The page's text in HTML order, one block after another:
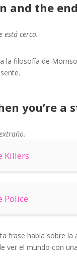
and the
está cerca.
la filosofía de
you’re a
Killers
Police
frase habla sobre
ver el mundo con